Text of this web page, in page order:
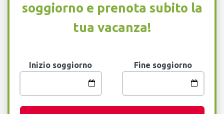
soggiorno e prenota subito la
tua vacanza!
Inizio soggiorno Fine soggiorno